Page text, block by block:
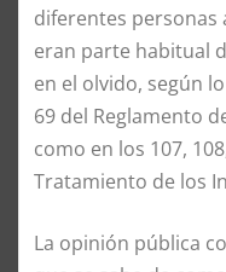
diferentes personas
eran parte habitual
en el olvido, según
69 del Reglamento
como en los 107,
Tratamiento de los
La opinión pública